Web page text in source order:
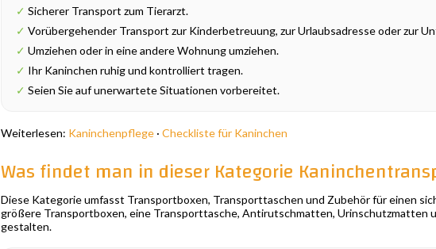
✓ Sicherer Transport zum Tierarzt.
✓ Vorübergehender Transport zur Kinderbetreuung, zur Urlaubsadresse oder zur
✓ Umziehen oder in eine andere Wohnung umziehen.
✓ Ihr Kaninchen ruhig und kontrolliert tragen.
✓ Seien Sie auf unerwartete Situationen vorbereitet.
Weiterlesen: Kaninchenpflege · Checkliste für Kaninchen
Was findet man in dieser Kategorie
Diese Kategorie umfasst Transportboxen, Transporttaschen und Zubehör für einen
größere Transportboxen, eine Transporttasche, Antirutschmatten, Urinschutzmatten
gestalten.